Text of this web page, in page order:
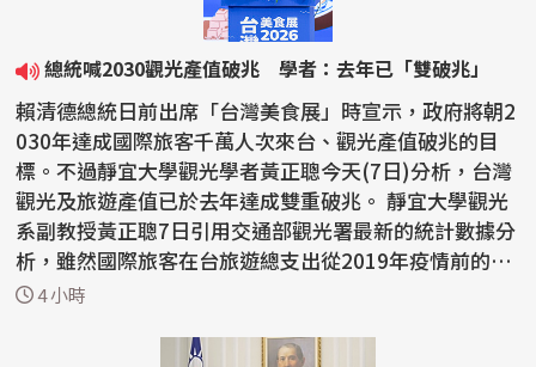
總統喊2030觀光產值破兆 學者：去年已「雙破兆」
賴清德總統日前出席「台灣美食展」時宣示，政府將朝2
030年達成國際旅客千萬人次來台、觀光產值破兆的目
標。不過靜宜大學觀光學者黃正聰今天(7日)分析，台灣
觀光及旅遊產值已於去年達成雙重破兆。 靜宜大學觀光
系副教授黃正聰7日引用交通部觀光署最新的統計數據分
析，雖然國際旅客在台旅遊總支出從2019年疫情前的新
台...4 小時